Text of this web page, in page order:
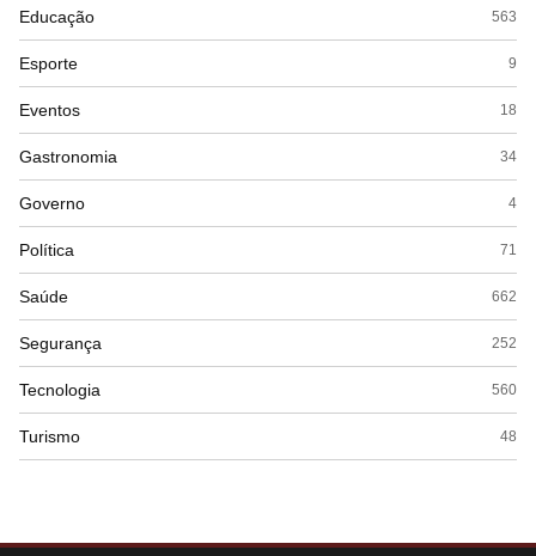
Educação 563
Esporte 9
Eventos 18
Gastronomia 34
Governo 4
Política 71
Saúde 662
Segurança 252
Tecnologia 560
Turismo 48